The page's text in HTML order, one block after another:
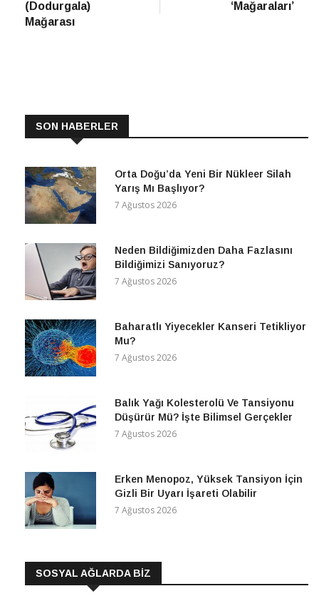
(Dodurgala)
Mağarası
‘Mağaraları’
SON HABERLER
Orta Doğu’da Yeni Bir Nükleer Silah
Yarış Mı Başlıyor?
7 Ağustos 2026
Neden Bildiğimizden Daha Fazlasını
Bildiğimizi Sanıyoruz?
7 Ağustos 2026
Baharatlı Yiyecekler Kanseri Tetikliyor
Mu?
7 Ağustos 2026
Balık Yağı Kolesterolü Ve Tansiyonu
Düşürür Mü? İşte Bilimsel Gerçekler
7 Ağustos 2026
Erken Menopoz, Yüksek Tansiyon İçin
Gizli Bir Uyarı İşareti Olabilir
7 Ağustos 2026
SOSYAL AĞLARDA BİZ